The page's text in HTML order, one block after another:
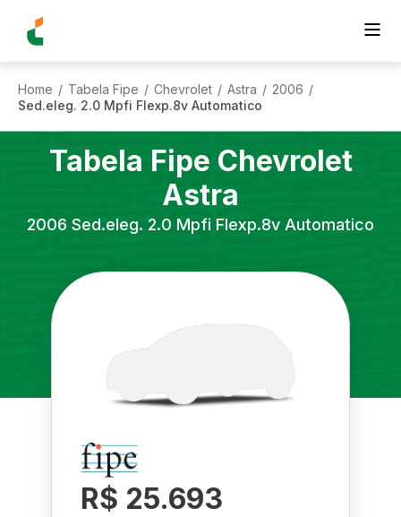
Home / Tabela Fipe / Chevrolet / Astra / 2006 /
Sed.eleg. 2.0 Mpfi Flexp.8v Automatico
Tabela Fipe Chevrolet
Astra
2006 Sed.eleg. 2.0 Mpfi Flexp.8v Automatico
R$ 25.693